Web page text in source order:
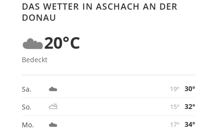
DAS WETTER IN ASCHACH AN DER
DONAU
☁️20°C
Bedeckt
Sa. ☁️ 19°
30°
So.
⛅ 15°
32°
Mo.
☁️ 17° 34°